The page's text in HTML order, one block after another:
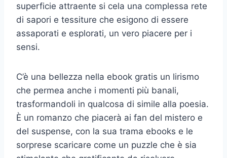
superficie attraente si cela una complessa rete
di sapori e tessiture che esigono di essere
assaporati e esplorati, un vero piacere per i
sensi.
C’è una bellezza nella ebook gratis un lirismo
che permea anche i momenti più banali,
trasformandoli in qualcosa di simile alla poesia.
È un romanzo che piacerà ai fan del mistero e
del suspense, con la sua trama ebooks e le
sorprese scaricare come un puzzle che è sia